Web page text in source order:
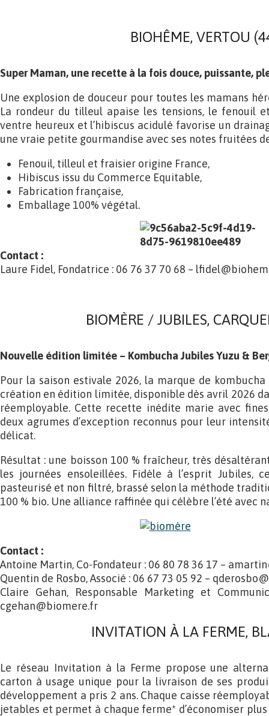
BIOHÊME, VERTOU
Super Maman, une recette à la fois douce, puissante,
Une explosion de douceur pour toutes les mamans
La rondeur du tilleul apaise les tensions, le fenouil
ventre heureux et l’hibiscus acidulé favorise un
une vraie petite gourmandise avec ses notes fruitées
Fenouil, tilleul et fraisier origine France,
Hibiscus issu du Commerce Equitable,
Fabrication française,
Emballage 100% végétal.
Contact :
Laure Fidel, Fondatrice : 06 76 37 70 68 –
BIOMÈRE / JUBILES,
Nouvelle édition limitée – Kombucha Jubiles Yuzu &
Pour la saison estivale 2026, la marque de
création en édition limitée, disponible dès avril 2026
réemployable. Cette recette inédite marie avec
deux agrumes d’exception reconnus pour leur
délicat.
Résultat : une boisson 100 % fraîcheur, très
les journées ensoleillées. Fidèle à l’esprit Jubiles,
pasteurisé et non filtré, brassé selon la méthode
100 % bio. Une alliance raffinée qui célèbre l’été avec
Contact :
Antoine Martin, Co-Fondateur : 06 80 78 36 17 –
Quentin de Rosbo, Associé : 06 67 73 05 92 –
Claire Gehan, Responsable Marketing et
cgehan@biomere.fr
INVITATION À LA FERME,
Le réseau Invitation à la Ferme propose une
carton à usage unique pour la livraison de ses
développement a pris 2 ans. Chaque caisse
jetables et permet à chaque ferme* d’économiser